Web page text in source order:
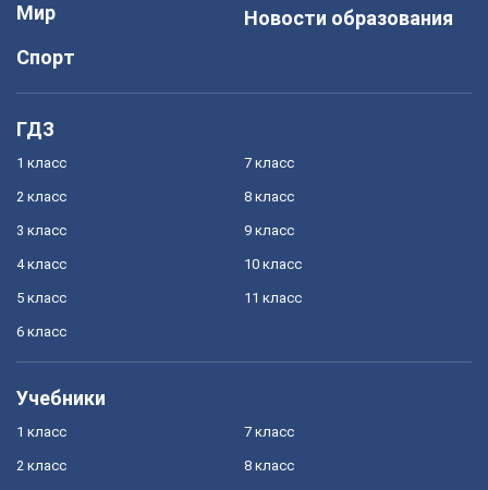
Мир
Спорт
Новости образования
ГДЗ
1 класс
2 класс
3 класс
4 класс
5 класс
6 класс
7 класс
8 класс
9 класс
10 класс
11 класс
Учебники
1 класс
2 класс
7 класс
8 класс